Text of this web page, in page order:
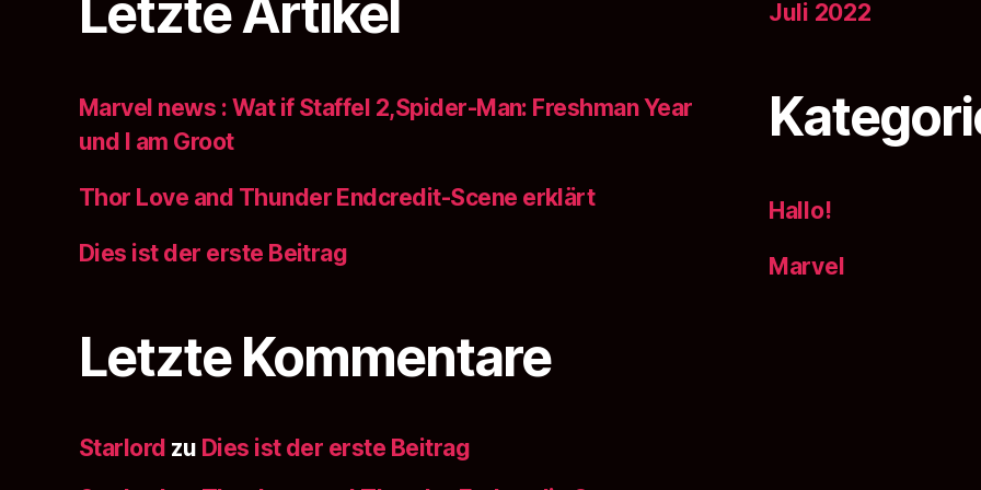
Letzte Artikel
Marvel news : Wat if Staffel 2,Spider-Man: Freshman Year
und l am Groot
Thor Love and Thunder Endcredit-Scene erklärt
Dies ist der erste Beitrag
Letzte Kommentare
Starlord zu Dies ist der erste Beitrag
Juli 2022
Hallo!
Marvel